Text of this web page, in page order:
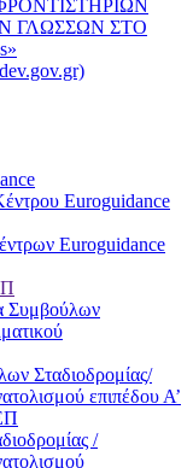
ΓΛΩΣΣΩΝ ΣΤΟ
Euroguidance
Euroguidance
Συμβούλων
Σταδιοδρομίας/
επιπέδου Α’
/